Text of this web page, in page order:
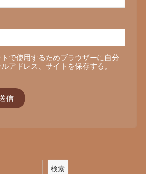
で使用するためブラウザーに自分
アドレス、サイトを保存する。
検索